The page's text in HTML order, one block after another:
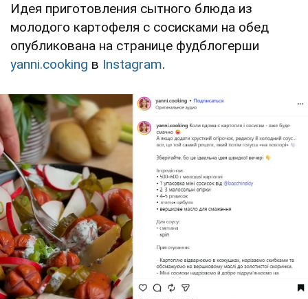
Идея приготовления сытного блюда из
молодого картофеля с сосисками на обед
опубликована на странице фудблогерши
yanni.cooking в Instagram.